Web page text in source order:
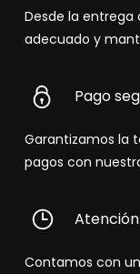
Desde la entrega
adecuado y
Pago
Garantizamos la
pagos con
Contamos con